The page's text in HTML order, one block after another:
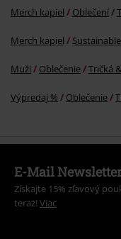
Merch kapiel Oblečení
Merch kapiel
Muži Oblečenie Tričká
Výpredaj % Oblečenie
E-Mail
Získajte 15% zľavový
teraz! Viac